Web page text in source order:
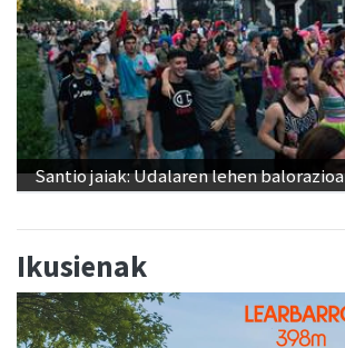
Santio jaiak: Udalaren lehen balorazioa
Ikusienak